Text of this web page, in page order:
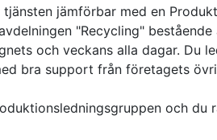
tjänsten jämförbar med en
"Recycling"
och veckans alla dagar. Du
bra support från företagets
och du